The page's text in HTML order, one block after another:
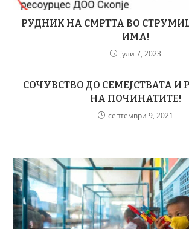
РУДНИК НА СМРТТА ВО
ИМА!
јули 7, 2023
СОЧУВСТВО ДО СЕМЕЈСТВАТА И
НА ПОЧИНАТИТЕ!
септември 9, 2021